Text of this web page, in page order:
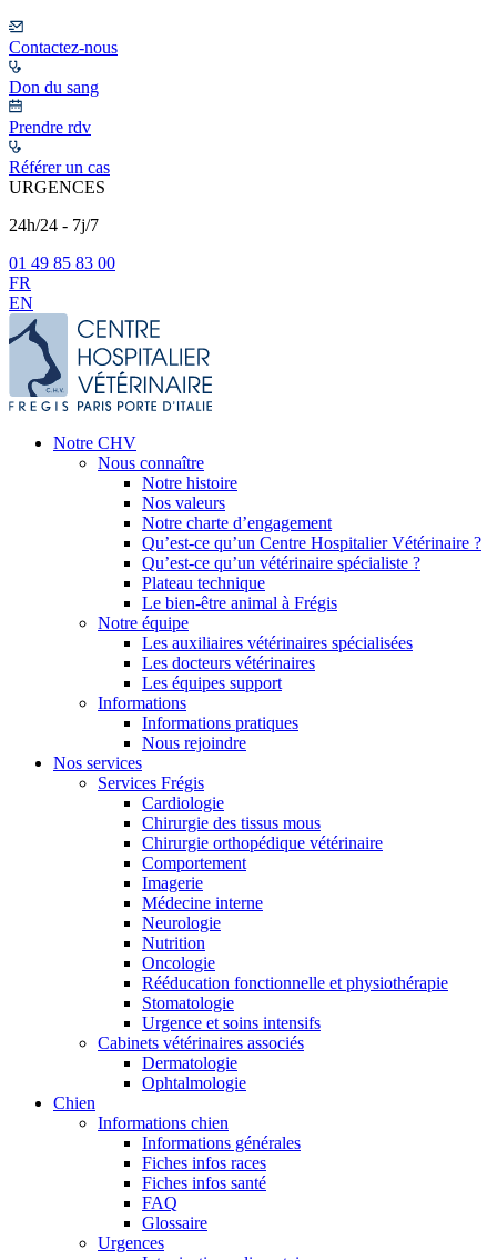
Contactez-nous
Don du sang
Prendre rdv
Référer un cas
URGENCES
24h/24 - 7j/7
01 49 85 83 00
FR
EN
Notre CHV
Nous connaître
Notre histoire
Nos valeurs
Notre charte d’engagement
Qu’est-ce qu’un Centre Hospitalier Vétérinaire ?
Qu’est-ce qu’un vétérinaire spécialiste ?
Plateau technique
Le bien-être animal à Frégis
Notre équipe
Les auxiliaires vétérinaires spécialisées
Les docteurs vétérinaires
Les équipes support
Informations
Informations pratiques
Nous rejoindre
Nos services
Services Frégis
Cardiologie
Chirurgie des tissus mous
Chirurgie orthopédique vétérinaire
Comportement
Imagerie
Médecine interne
Neurologie
Nutrition
Oncologie
Rééducation fonctionnelle et physiothérapie
Stomatologie
Urgence et soins intensifs
Cabinets vétérinaires associés
Dermatologie
Ophtalmologie
Chien
Informations chien
Informations générales
Fiches infos races
Fiches infos santé
FAQ
Glossaire
Urgences